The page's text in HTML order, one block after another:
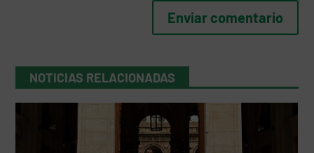
NOTICIAS RELACIONADAS